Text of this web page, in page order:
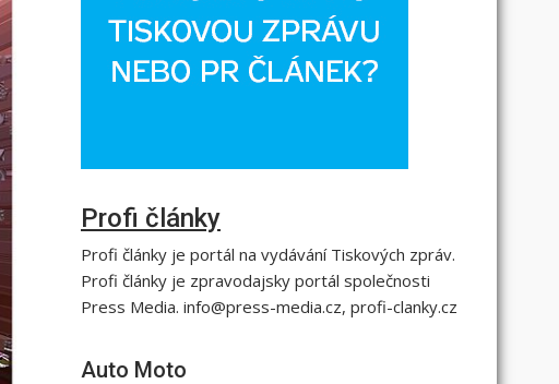
Profi články
Profi články je portál na vydávání Tiskových zpráv.
Profi články je zpravodajsky portál společnosti
Press Media. info@press-media.cz, profi-clanky.cz
Auto Moto